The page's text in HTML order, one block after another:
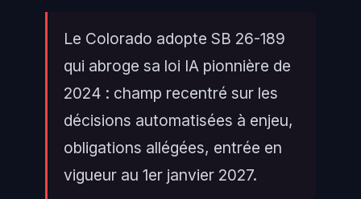
Le Colorado adopte SB 26-189
qui abroge sa loi IA pionnière de
2024 : champ recentré sur les
décisions automatisées à enjeu,
obligations allégées, entrée en
vigueur au 1er janvier 2027.